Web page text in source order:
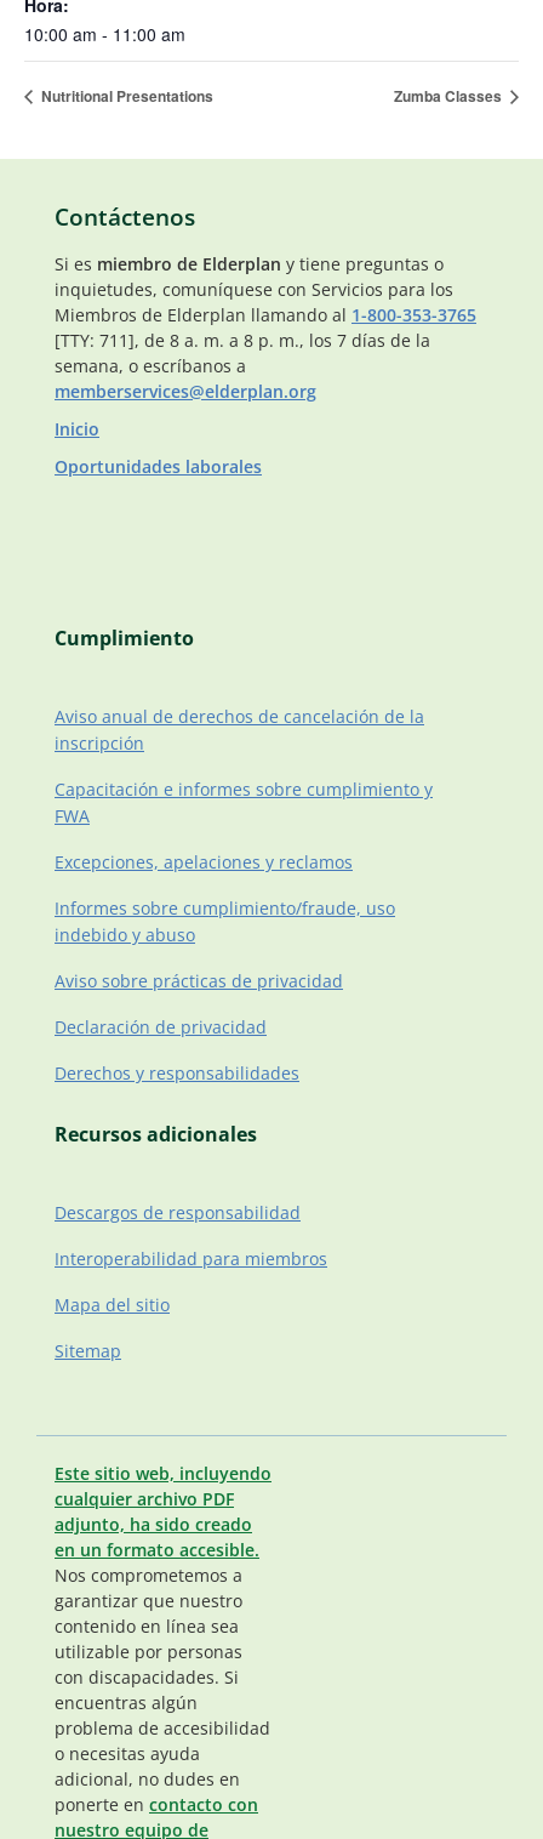
10:00 am - 11:00 am
Nutritional Presentations Zumba Classes
Contáctenos
Si es miembro de Elderplan y tiene preguntas o
inquietudes, comuníquese con Servicios para los
Miembros de Elderplan llamando al 1-800-353-3765
[TTY: 711], de 8 a. m. a 8 p. m., los 7 días de la
semana, o escríbanos a
memberservices@elderplan.org
Inicio
Oportunidades laborales
Cumplimiento
Aviso anual de derechos de cancelación de la
inscripción
Capacitación e informes sobre cumplimiento y
FWA
Excepciones, apelaciones y reclamos
Informes sobre cumplimiento/fraude, uso
indebido y abuso
Aviso sobre prácticas de privacidad
Declaración de privacidad
Derechos y responsabilidades
Recursos adicionales
Descargos de responsabilidad
Interoperabilidad para miembros
Mapa del sitio
Sitemap
Este sitio web, incluyendo
cualquier archivo PDF
adjunto, ha sido creado
en un formato accesible.
Nos comprometemos a
garantizar que nuestro
contenido en línea sea
utilizable por personas
con discapacidades. Si
encuentras algún
problema de accesibilidad
o necesitas ayuda
adicional, no dudes en
ponerte en contacto con
nuestro equipo de